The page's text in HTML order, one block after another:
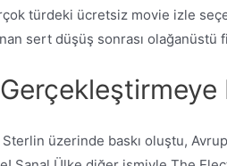
türdeki ücretsiz movie izle
sert düşüş sonrası
üzerinde baskı oluştu,